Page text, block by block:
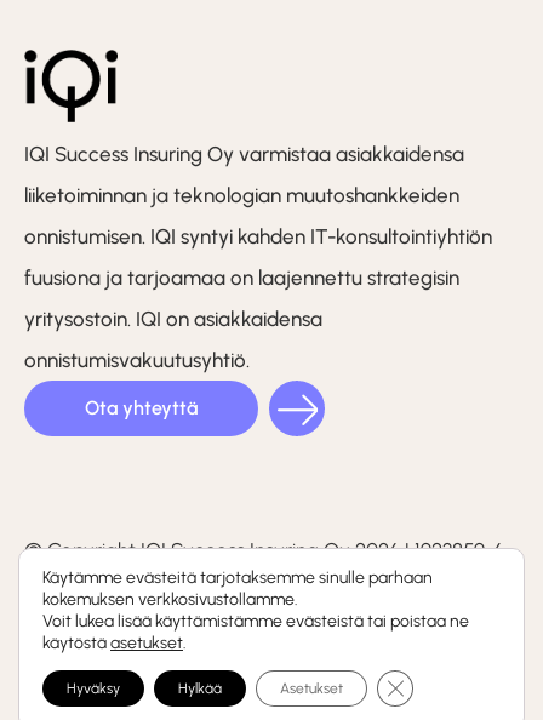
IQI Success Insuring Oy varmistaa asiakkaidensa
liiketoiminnan ja teknologian muutoshankkeiden
onnistumisen. IQI syntyi kahden IT-konsultointiyhtiön
fuusiona ja tarjoamaa on laajennettu strategisin
yritysostoin. IQI on asiakkaidensa
onnistumisvakuutusyhtiö.
Ota yhteyttä
(F)
© Copyright IQI Success Insuring Oy 2026 | 1923859-6
Tietosuojaseloste
Whistleblowing-kanava
Käytämme evästeitä tarjotaksemme sinulle parhaan
kokemuksen verkkosivustollamme.
Voit lukea lisää käyttämistämme evästeistä tai poistaa ne
käytöstäasetukset.
Hyväksy Hylkää Asetukset Sulje evästebanneri